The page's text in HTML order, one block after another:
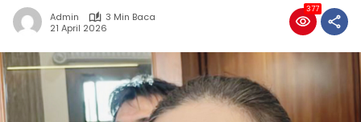
Admin
3 Min Baca
21 April 2026
377